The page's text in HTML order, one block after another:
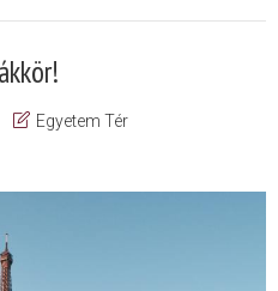
Egyetem Tér